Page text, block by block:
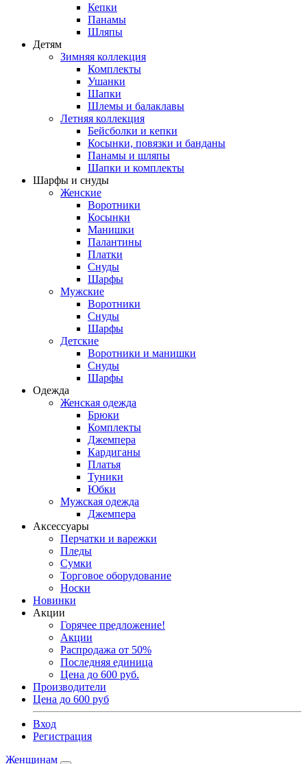
Кепки
Панамы
Шляпы
Детям
Зимняя коллекция
Комплекты
Ушанки
Шапки
Шлемы и балаклавы
Летняя коллекция
Бейсболки и кепки
Косынки, повязки и банданы
Панамы и шляпы
Шапки и комплекты
Шарфы и снуды
Женские
Воротники
Косынки
Манишки
Палантины
Платки
Снуды
Шарфы
Мужские
Воротники
Снуды
Шарфы
Детские
Воротники и манишки
Снуды
Шарфы
Одежда
Женская одежда
Брюки
Комплекты
Джемпера
Кардиганы
Платья
Туники
Юбки
Мужская одежда
Джемпера
Аксессуары
Перчатки и варежки
Пледы
Сумки
Торговое оборудование
Носки
Новинки
Акции
Горячее предложение!
Акции
Распродажа от 50%
Последняя единица
Цена до 600 руб.
Производители
Цена до 600 руб
Вход
Регистрация
Женщинам